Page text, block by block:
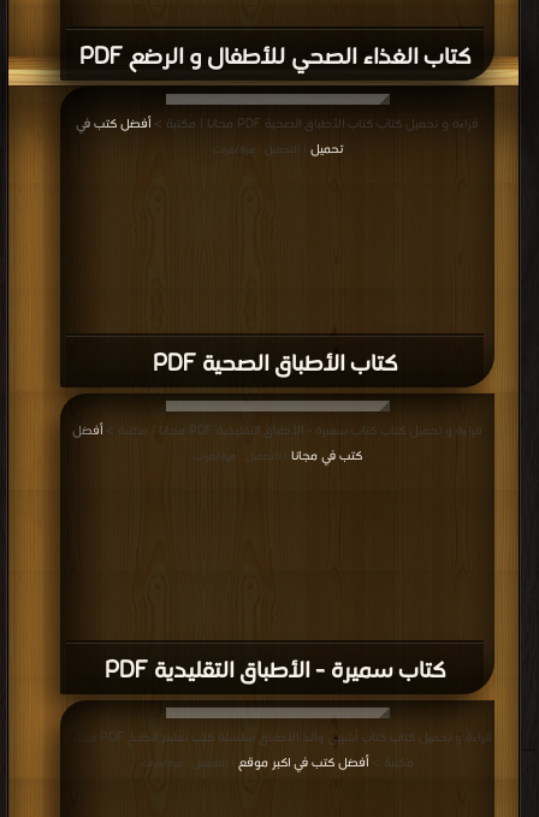
كتاب الغذاء الصحي للأطفال و الرضع PDF
كتاب الأطباق الصحية PDF
قراءة و تحميل كتاب كتاب الأطباق الصحية PDF مجانا | مكتبة >
أفضل كتب في
تحميل
| التحميل : مرة/مرات
كتاب سميرة - الأطباق التقليدية PDF
قراءة و تحميل كتاب كتاب سميرة - الأطباق التقليدية PDF مجانا | مكتبة >
أفضل
كتب في مجانا | التحميل : مرة/مرات
قراءة و تحميل كتاب كتاب أشهى وألذ الأطباق سلسلة كتب تعليم الطبخ PDF مجانا |
مكتبة >أفضل كتب في اكبر موقع | التحميل : مرة/مرات